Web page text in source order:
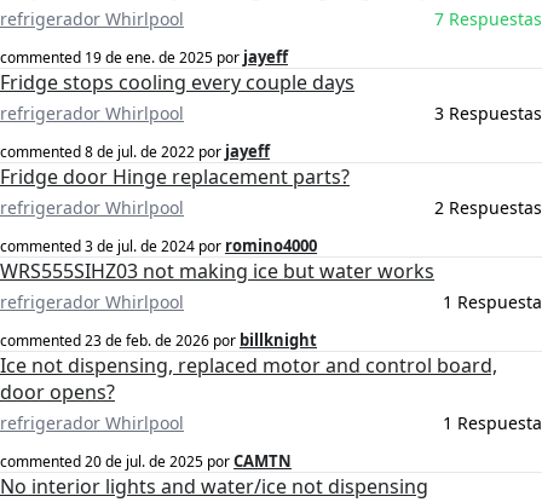
refrigerador Whirlpool 7 Respuestas
commented 19 de ene. de 2025 por jayeff
Fridge stops cooling every couple days
refrigerador Whirlpool 3 Respuestas
commented8 de jul. de 2022 por jayeff
Fridge door Hinge replacement parts?
refrigerador Whirlpool 2 Respuestas
commented3 de jul. de 2024 por romino4000
WRS555SIHZ03 not making ice but water works
refrigerador Whirlpool 1 Respuesta
commented23 de feb. de 2026 por billknight
Ice not dispensing, replaced motor and control board,
door opens?
refrigerador Whirlpool 1 Respuesta
commented20 de jul. de 2025 porCAMTN
No interior lights and water/ice not dispensing